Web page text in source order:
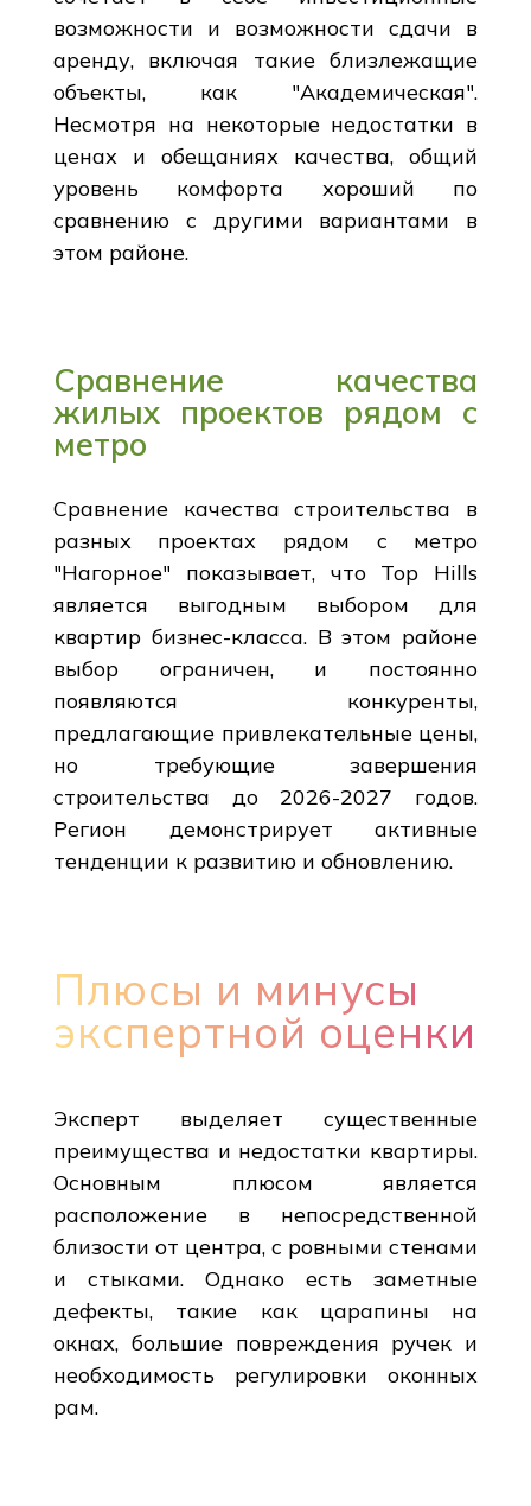
возможности и возможности сдачи в
аренду, включая такие близлежащие
объекты, как "Академическая".
Несмотря на некоторые недостатки в
ценах и обещаниях качества, общий
уровень комфорта хороший по
сравнению с другими вариантами в
этом районе.
Сравнение качества
жилых проектов рядом с
метро
Сравнение качества строительства в
разных проектах рядом с метро
"Нагорное" показывает, что Top Hills
является выгодным выбором для
квартир бизнес-класса. В этом районе
выбор ограничен, и постоянно
появляются конкуренты,
предлагающие привлекательные цены,
но требующие завершения
строительства до 2026-2027 годов.
Регион демонстрирует активные
тенденции к развитию и обновлению.
Плюсы и минусы
экспертной оценки
Эксперт выделяет существенные
преимущества и недостатки квартиры.
Основным плюсом является
расположение в непосредственной
близости от центра, с ровными стенами
и стыками. Однако есть заметные
дефекты, такие как царапины на
окнах, большие повреждения ручек и
необходимость регулировки оконных
рам.